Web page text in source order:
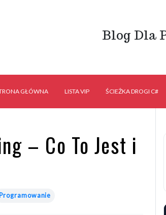
Blog Dla
GŁÓWNA LISTA VIP ŚCIEŻKA DROGI C#
– Co To Jest i
Programowanie